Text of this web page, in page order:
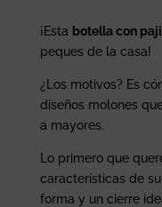
¡Esta botella con
peques de la casa!
¿Los motivos? Es
diseños molones
a mayores.
Lo primero que
características de
forma y un cierre